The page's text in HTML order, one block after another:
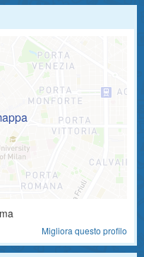
Migliora questo profilo